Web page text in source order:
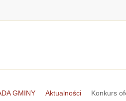
GMINY Aktualności Konkurs